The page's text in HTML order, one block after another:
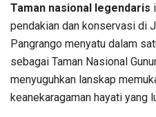
Taman nasional legendaris
pendakian dan konservasi di
Pangrango menyatu dalam
sebagai Taman Nasional
menyuguhkan lanskap
keanekaragaman hayati yang